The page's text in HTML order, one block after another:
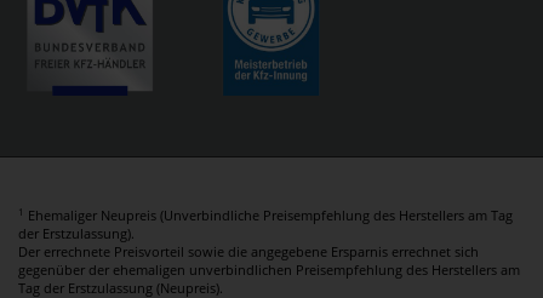
1 Ehemaliger Neupreis (Unverbindliche Preisempfehlung des Herstellers am Tag
der Erstzulassung).
Der errechnete Preisvorteil sowie die angegebene Ersparnis errechnet sich
gegenüber der ehemaligen unverbindlichen Preisempfehlung des Herstellers am
Tag der Erstzulassung (Neupreis).